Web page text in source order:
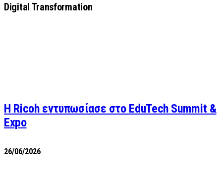
Digital Transformation
Η Ricoh εντυπωσίασε στο EduTech Summit &
Expo
26/06/2026